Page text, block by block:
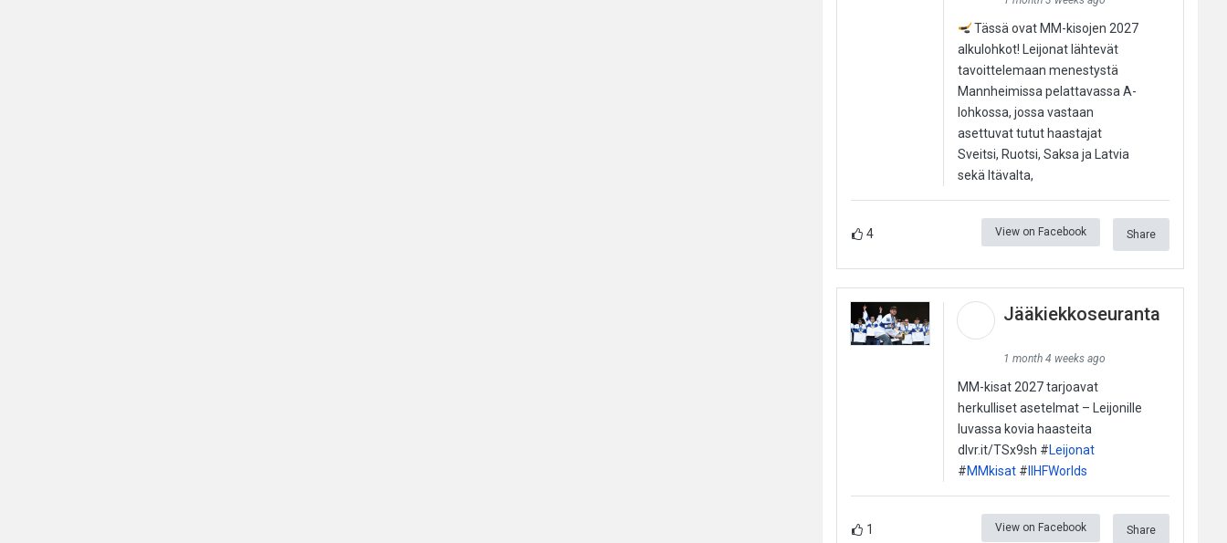
Tässä ovat MM-kisojen 2027
alkulohkot! Leijonat lähtevät
tavoittelemaan menestystä
Mannheimissa pelattavassa A-
lohkossa, jossa vastaan
asettuvat tutut haastajat
Sveitsi, Ruotsi, Saksa ja Latvia
sekä Itävalta,
4 View on Facebook Share
Jääkiekkoseuranta
1 month 4 weeks ago
MM-kisat 2027 tarjoavat
herkulliset asetelmat – Leijonille
luvassa kovia haasteita
dlvr.it/TSx9sh #Leijonat
#MMkisat#IIHFWorlds
1 View on Facebook Share